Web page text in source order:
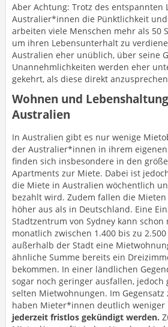
Aber Achtung: Trotz des entspannten
Australier*innen die Pünktlichkeit
arbeiten viele Menschen mehr als 50
um ihren Lebensunterhalt zu
Australien eher unüblich, über seine
Unannehmlichkeiten werden eher
gekehrt, als diese direkt
Wohnen und
Australien
In Australien gibt es nur wenige
der Australier*innen in ihrem
finden sich insbesondere in den
Apartments zur Miete. Dabei ist
die Miete in Australien wöchentlich
bezahlt wird. Zudem fallen die
höher aus als in Deutschland. Eine
Stadtzentrum von Sydney kann
monatlich zwischen 1.400 bis zu
außerhalb der Stadt eine
ähnliche Summe bereits ein
bekommen. In einer ländlichen
sogar noch geringer ausfallen,
selten Mietwohnungen. Im Gegensatz
haben Mieter*innen deutlich weniger
jederzeit fristlos gekündigt werden.